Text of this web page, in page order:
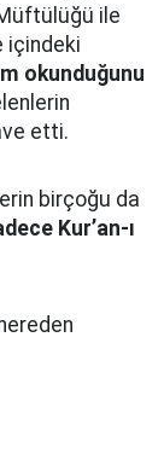
ile
içindeki
okunduğunu
etti.
birçoğu da
Kur’an-ı